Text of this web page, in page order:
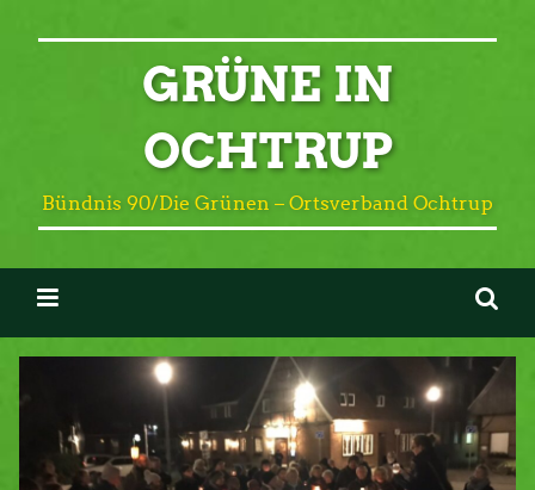
GRÜNE IN
OCHTRUP
Bündnis 90/Die Grünen – Ortsverband Ochtrup